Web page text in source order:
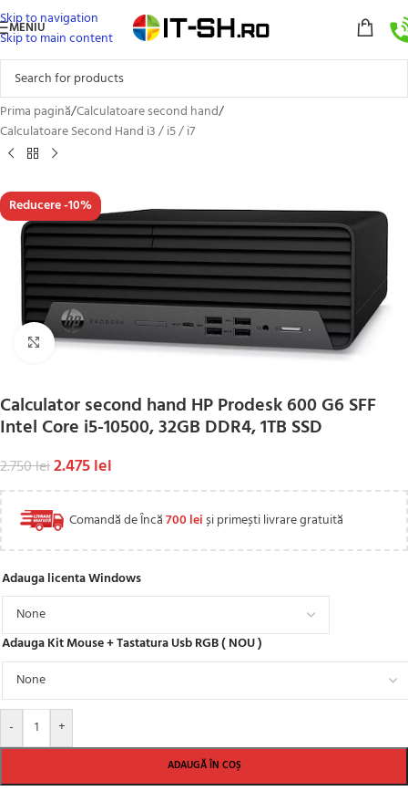
Skip to navigation
Skip to main content
MENIU
Prima pagină/Calculatoare second hand/
Calculatoare Second Hand i3 / i5 / i7
Reducere -10%
Click to enlarge
Calculator second hand HP Prodesk 600 G6 SFF
Intel Core i5-10500, 32GB DDR4, 1TB SSD
2.750lei2.475lei
Comandă de Încă700 leiși primești livrare gratuită
Adauga licenta Windows
Adauga Kit Mouse + Tastatura Usb RGB ( NOU )
- +
ADAUGĂ ÎN COȘ